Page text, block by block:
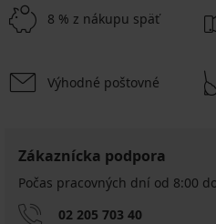
8 % z nákupu späť
Výhodné poštovné
Zákaznícka podpora
Počas pracovných dní od 8:00
02 205 703 40